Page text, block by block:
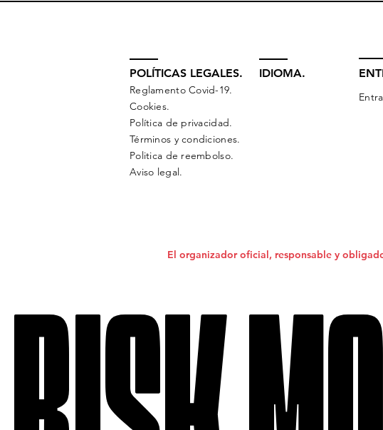
POLÍTICAS LEGALES.
Reglamento Covid-19.
Cookies.
Política de privacidad.
Términos y condiciones.
Politica de reembolso.
Aviso legal.
IDIOMA.
El organizador oficial, responsable y